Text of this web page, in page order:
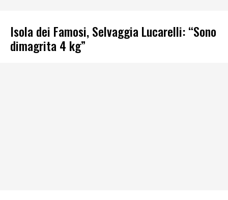
Isola dei Famosi, Selvaggia Lucarelli: “Sono
dimagrita 4 kg”